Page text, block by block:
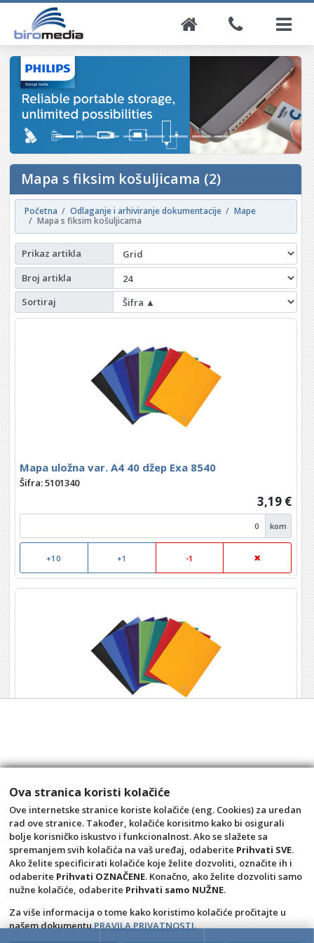
Mapa s fiksim košuljicama (2)
Početna Odlaganje i arhiviranje dokumentacije
Mape
Mapa s fiksim košuljicama
Prikaz artikla
Broj artikla
Sortiraj
Mapa uložna var. A4 40 džep Exa 8540
Šifra: 5101340
3,19 €
kom
+10 +1 -1
2,28 €
+10 +1 -1
Ova stranica koristi kolačiće
Ove internetske stranice koriste kolačiće (eng. Cookies) za uredan
rad ove stranice. Također, kolačiće korisitmo kako bi osigurali
bolje korisničko iskustvo i funkcionalnost. Ako se slažete sa
spremanjem svih kolačića na vaš uređaj, odaberite Prihvati SVE.
Ako želite specificirati kolačiće koje želite dozvoliti, označite ih i
odaberite Prihvati OZNAČENE. Konačno, ako želite dozvoliti samo
nužne kolačiće, odaberite Prihvati samo NUŽNE.
Za više informacija o tome kako koristimo kolačiće pročitajte u
našem dokumentuPRAVILA PRIVATNOSTI.